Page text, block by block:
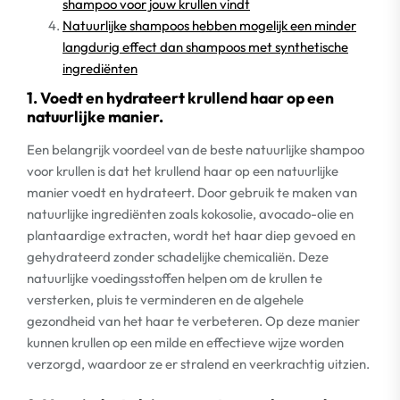
shampoo voor jouw krullen vindt
Natuurlijke shampoos hebben mogelijk een minder
langdurig effect dan shampoos met synthetische
ingrediënten
1. Voedt en hydrateert krullend haar op een
natuurlijke manier.
Een belangrijk voordeel van de beste natuurlijke shampoo
voor krullen is dat het krullend haar op een natuurlijke
manier voedt en hydrateert. Door gebruik te maken van
natuurlijke ingrediënten zoals kokosolie, avocado-olie en
plantaardige extracten, wordt het haar diep gevoed en
gehydrateerd zonder schadelijke chemicaliën. Deze
natuurlijke voedingsstoffen helpen om de krullen te
versterken, pluis te verminderen en de algehele
gezondheid van het haar te verbeteren. Op deze manier
kunnen krullen op een milde en effectieve wijze worden
verzorgd, waardoor ze er stralend en veerkrachtig uitzien.